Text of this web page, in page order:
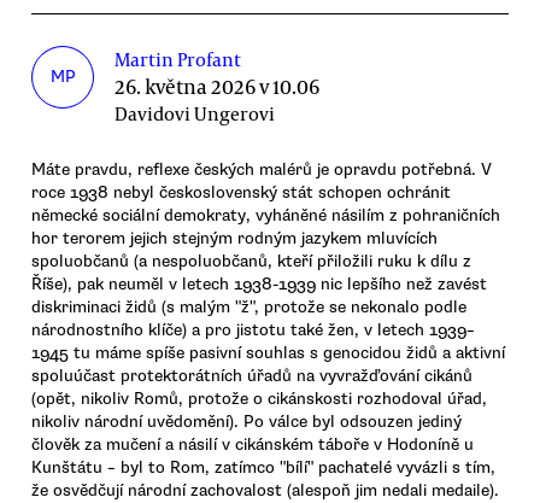
MP
Martin Profant
26. května 2026 v 10.06
Davidovi Ungerovi
Máte pravdu, reflexe českých malérů je opravdu potřebná. V
roce 1938 nebyl československý stát schopen ochránit
německé sociální demokraty, vyháněné násilím z pohraničních
hor terorem jejich stejným rodným jazykem mluvících
spoluobčanů (a nespoluobčanů, kteří přiložili ruku k dílu z
Říše), pak neuměl v letech 1938-1939 nic lepšího než zavést
diskriminaci židů (s malým "ž", protože se nekonalo podle
národnostního klíče) a pro jistotu také žen, v letech 1939–
1945 tu máme spíše pasivní souhlas s genocidou židů a aktivní
spoluúčast protektorátních úřadů na vyvražďování cikánů
(opět, nikoliv Romů, protože o cikánskosti rozhodoval úřad,
nikoliv národní uvědomění). Po válce byl odsouzen jediný
člověk za mučení a násilí v cikánském táboře v Hodoníně u
Kunštátu – byl to Rom, zatímco "bílí" pachatelé vyvázli s tím,
že osvědčují národní zachovalost (alespoň jim nedali medaile).